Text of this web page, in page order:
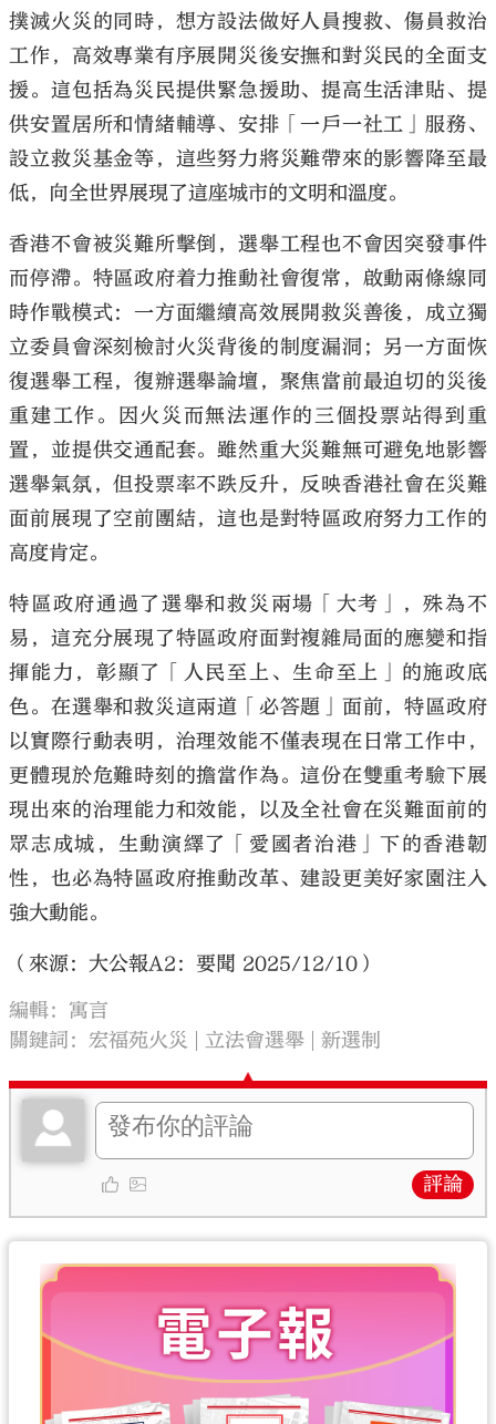
撲滅火災的同時，想方設法做好人員搜救、傷員救治
工作，高效專業有序展開災後安撫和對災民的全面支
援。這包括為災民提供緊急援助、提高生活津貼、提
供安置居所和情緒輔導、安排「一戶一社工」服務、
設立救災基金等，這些努力將災難帶來的影響降至最
低，向全世界展現了這座城市的文明和溫度。
香港不會被災難所擊倒，選舉工程也不會因突發事件
而停滯。特區政府着力推動社會復常，啟動兩條線同
時作戰模式：一方面繼續高效展開救災善後，成立獨
立委員會深刻檢討火災背後的制度漏洞；另一方面恢
復選舉工程，復辦選舉論壇，聚焦當前最迫切的災後
重建工作。因火災而無法運作的三個投票站得到重
置，並提供交通配套。雖然重大災難無可避免地影響
選舉氣氛，但投票率不跌反升，反映香港社會在災難
面前展現了空前團結，這也是對特區政府努力工作的
高度肯定。
特區政府通過了選舉和救災兩場「大考」，殊為不
易，這充分展現了特區政府面對複雜局面的應變和指
揮能力，彰顯了「人民至上、生命至上」的施政底
色。在選舉和救災這兩道「必答題」面前，特區政府
以實際行動表明，治理效能不僅表現在日常工作中，
更體現於危難時刻的擔當作為。這份在雙重考驗下展
現出來的治理能力和效能，以及全社會在災難面前的
眾志成城，生動演繹了「愛國者治港」下的香港韌
性，也必為特區政府推動改革、建設更美好家園注入
強大動能。
（來源：大公報A2：要聞 2025/12/10）
編輯：寓言
關鍵詞：宏福苑火災 立法會選舉 新選制
評論